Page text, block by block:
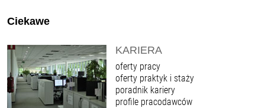
Ciekawe
KARIERA
oferty pracy
oferty praktyk i staży
poradnik kariery
profile pracodawców